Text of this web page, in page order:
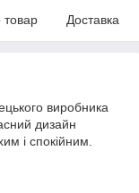
товар Доставка
виробника
дизайн
і спокійним.